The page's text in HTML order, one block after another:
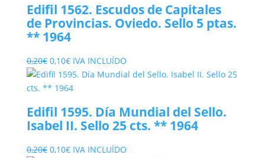
0,20€.0,10€.
Edifil 1562. Escudos de Capitales
de Provincias. Oviedo. Sello 5 ptas.
** 1964
0,20€ El
precio
original
0,20€.
0,10€El
precio
actual
0,10€.
IVA INCLUÍDO
Edifil 1595. Día Mundial del Sello.
Isabel II. Sello 25 cts. ** 1964
0,20€ El
0,10€ElIVA INCLUÍDO